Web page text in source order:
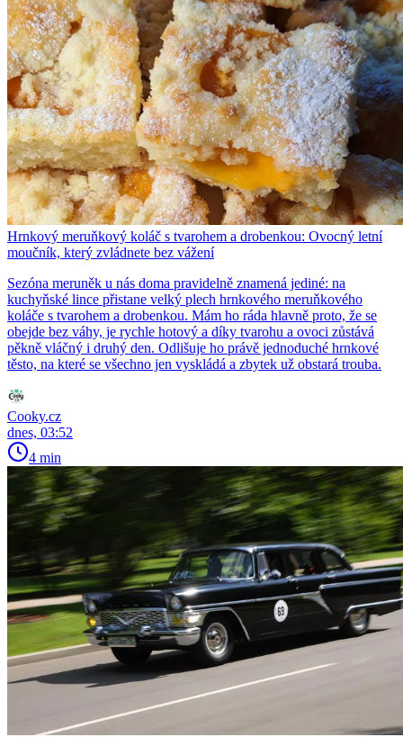
Hrnkový meruňkový koláč s tvarohem a drobenkou: Ovocný letní
moučník, který zvládnete bez vážení
Sezóna meruněk u nás doma pravidelně znamená jediné: na
kuchyňské lince přistane velký plech hrnkového meruňkového
koláče s tvarohem a drobenkou. Mám ho ráda hlavně proto, že se
obejde bez váhy, je rychle hotový a díky tvarohu a ovoci zůstává
pěkně vláčný i druhý den. Odlišuje ho právě jednoduché hrnkové
těsto, na které se všechno jen vyskládá a zbytek už obstará trouba.
Cooky.cz
dnes, 03:52
4 min